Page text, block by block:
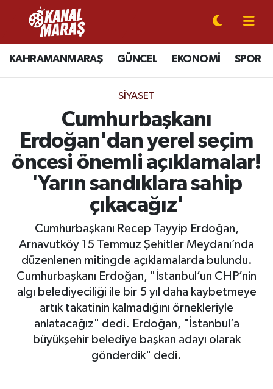
KAHRAMANMARAŞ GÜNCEL EKONOMİ SPOR
SIYASET
Cumhurbaşkanı
Erdoğan'dan yerel seçim
öncesi önemli açıklamalar!
'Yarın sandıklara sahip
çıkacağız'
Cumhurbaşkanı Recep Tayyip Erdoğan,
Arnavutköy 15 Temmuz Şehitler Meydanı’nda
düzenlenen mitingde açıklamalarda bulundu.
Cumhurbaşkanı Erdoğan, "İstanbul’un CHP’nin
algı belediyeciliği ile bir 5 yıl daha kaybetmeye
artık takatinin kalmadığını örnekleriyle
anlatacağız" dedi. Erdoğan, "İstanbul’a
büyükşehir belediye başkan adayı olarak
gönderdik" dedi.
CANLI YAYIN
KAHRAMANMARAŞ
SPOR
SİYASET
GÜNDEM
MAGAZİN
SAĞLIK
EĞİTİM
Kahramanmaraş Nöbetçi Eczaneler
Kahramanmaraş Hava Durumu
Kahramanmaraş Trafik Yoğunluk Haritası
Süper Lig Puan Durumu ve Fikstür
Tüm Manşetler
Son Dakika Haberleri
Haber Arşivi